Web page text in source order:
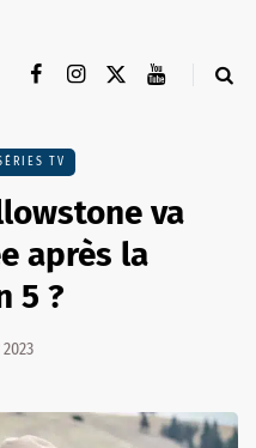
TV
va
après la
5 ?